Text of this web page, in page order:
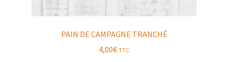
PAIN DE CAMPAGNE TRANCHÉ
4,00€ TTC